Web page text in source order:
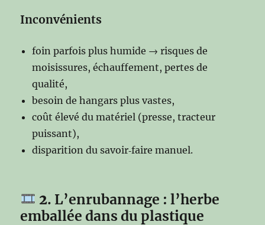
Inconvénients
foin parfois plus humide → risques de
moisissures, échauffement, pertes de
qualité,
besoin de hangars plus vastes,
coût élevé du matériel (presse, tracteur
puissant),
disparition du savoir‑faire manuel.
2. L’enrubannage : l’herbe
emballée dans du plastique